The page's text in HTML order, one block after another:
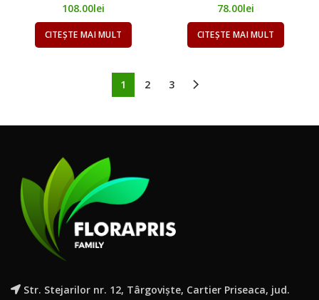
108.00lei
CITEȘTE MAI MULT
78.00lei
CITEȘTE MAI MULT
1 2 3
Str. Stejarilor nr. 12, Târgoviște, Cartier Priseaca, jud.